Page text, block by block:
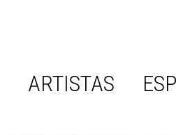
ARTISTAS